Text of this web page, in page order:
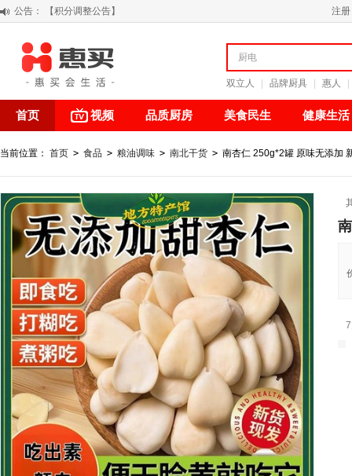
公告：
阳春三月 惠买带你感受第一颗黄果柑的清新甘甜
【公告】防诈骗提醒
【积分调整公告】
注册
双立人 品牌厨具 惠人
首页 视频 品质厨房 美食民生 健康生活
当前位置： 首页 > 食品 > 粮油调味 > 南北干货 > 南杏仁 250g*2罐 原味无添加